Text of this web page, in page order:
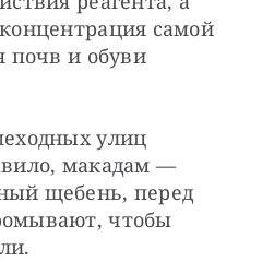
самой
почв и обуви
улиц
макадам —
щебень, перед
чтобы